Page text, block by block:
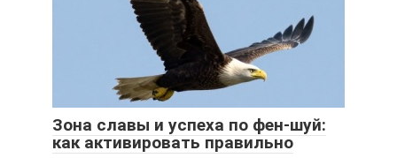
Зона славы и успеха по фен-шуй:
как активировать правильно